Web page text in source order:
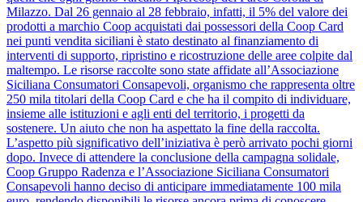
Milazzo. Dal 26 gennaio al 28 febbraio, infatti, il 5% del valore dei
prodotti a marchio Coop acquistati dai possessori della Coop Card
nei punti vendita siciliani è stato destinato al finanziamento di
interventi di supporto, ripristino e ricostruzione delle aree colpite dal
maltempo. Le risorse raccolte sono state affidate all’Associazione
Siciliana Consumatori Consapevoli, organismo che rappresenta oltre
250 mila titolari della Coop Card e che ha il compito di individuare,
insieme alle istituzioni e agli enti del territorio, i progetti da
sostenere. Un aiuto che non ha aspettato la fine della raccolta.
L’aspetto più significativo dell’iniziativa è però arrivato pochi giorni
dopo. Invece di attendere la conclusione della campagna solidale,
Coop Gruppo Radenza e l’Associazione Siciliana Consumatori
Consapevoli hanno deciso di anticipare immediatamente 100 mila